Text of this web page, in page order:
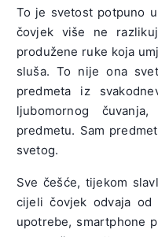
To je svetost potpuno
čovjek više ne
produžene ruke koja
sluša. To nije ona
predmeta iz
ljubomornog
predmetu. Sam
svetog.
Sve češće, tijekom
cijeli čovjek odvaja od
upotrebe, smartphone